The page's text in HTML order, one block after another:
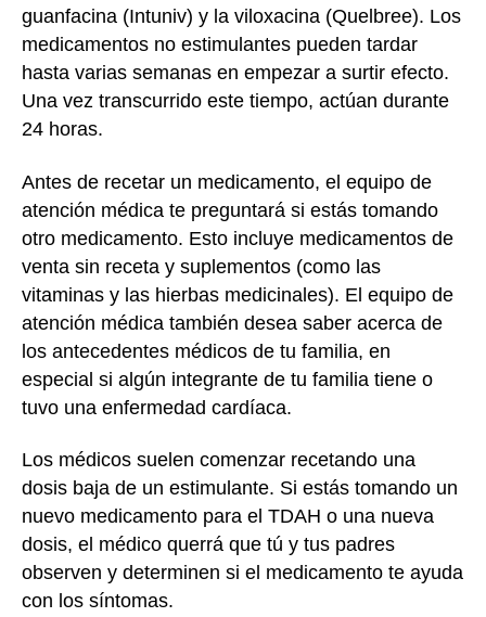
guanfacina (Intuniv) y la viloxacina (Quelbree). Los
medicamentos no estimulantes pueden tardar
hasta varias semanas en empezar a surtir efecto.
Una vez transcurrido este tiempo, actúan durante
24 horas.
Antes de recetar un medicamento, el equipo de
atención médica te preguntará si estás tomando
otro medicamento. Esto incluye medicamentos de
venta sin receta y suplementos (como las
vitaminas y las hierbas medicinales). El equipo de
atención médica también desea saber acerca de
los antecedentes médicos de tu familia, en
especial si algún integrante de tu familia tiene o
tuvo una enfermedad cardíaca.
Los médicos suelen comenzar recetando una
dosis baja de un estimulante. Si estás tomando un
nuevo medicamento para el TDAH o una nueva
dosis, el médico querrá que tú y tus padres
observen y determinen si el medicamento te ayuda
con los síntomas.